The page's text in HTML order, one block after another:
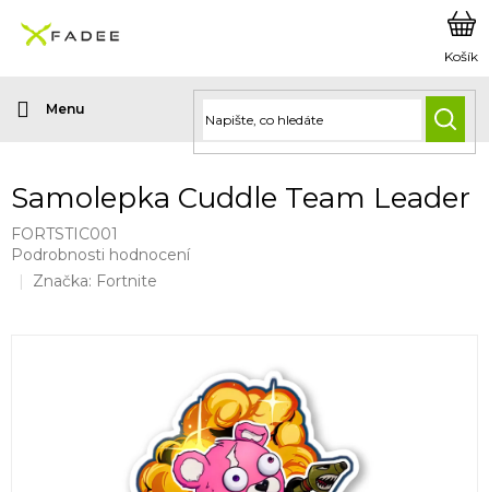
obsah
Samolepka Cuddle Team Leader
FORTSTIC001
Průměrné
hodnocení
Podrobnosti hodnocení
Značka: Fortnite